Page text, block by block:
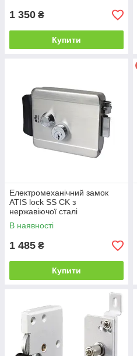
1 350 ₴
Купити
Електромеханічний замок
ATIS lock SS CK з
нержавіючої сталі
В наявності
1 485 ₴
Купити